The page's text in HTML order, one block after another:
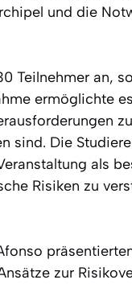
und die
Teilnehmer an,
ermöglichte
sind. Die
als
Risiken zu
zur